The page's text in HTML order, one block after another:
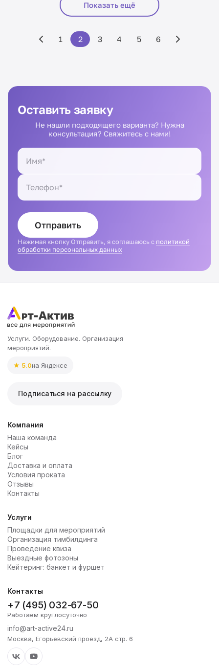
Показать ещё
1 2 3 4 5 6
Оставить заявку
Не нашли подходящего варианта? Нужна
консультация? Свяжитесь с нами!
Отправить
Нажимая кнопку Отправить, я соглашаюсь с политикой
обработки персональных данных
Услуги. Оборудование. Организация
мероприятий.
★ 5.0на Яндексе
Подписаться на рассылку
Компания
Наша команда
Кейсы
Блог
Доставка и оплата
Условия проката
Отзывы
Контакты
Услуги
Площадки для мероприятий
Организация тимбилдинга
Проведение квиза
Выездные фотозоны
Кейтеринг: банкет и фуршет
Контакты
+7 (495) 032-67-50
Работаем круглосуточно
info@art-active24.ru
Москва, Егорьевский проезд, 2А стр. 6